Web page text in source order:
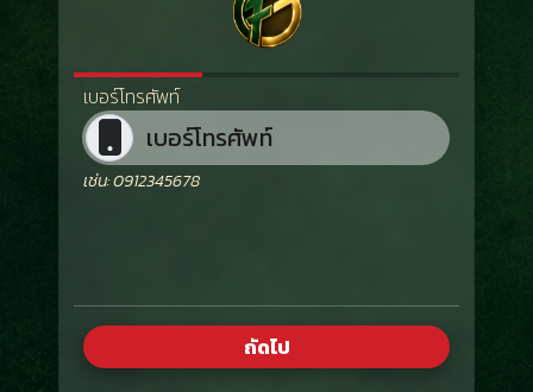
เบอร์โทรศัพท์
เช่น: 0912345678
ถัดไป